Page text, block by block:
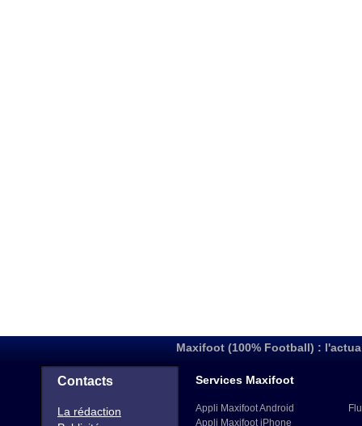
Maxifoot (100% Football) :
Contacts
La rédaction
Services Maxifoot
Appli Maxifoot Android
Appli Maxifoot iPhone